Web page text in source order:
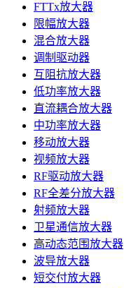
FTTx放大器
限幅放大器
混合放大器
调制驱动器
互阻抗放大器
低功率放大器
直流耦合放大器
中功率放大器
移动放大器
视频放大器
RF驱动放大器
RF全差分放大器
射频放大器
卫星通信放大器
高动态范围放大器
波导放大器
短交付放大器